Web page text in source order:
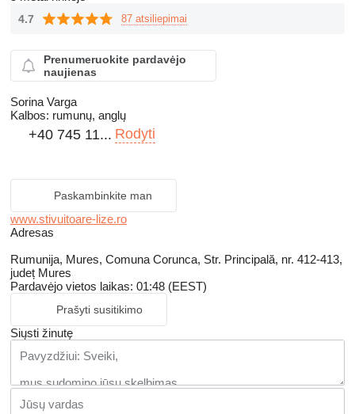
4.7 87 atsiliepimai
Prenumeruokite pardavėjo
naujienas
Sorina Varga
Kalbos: rumunų, anglų
+40 745 11... Rodyti
Paskambinkite man
www.stivuitoare-lize.ro
Adresas
Rumunija, Mures, Comuna Corunca, Str. Principală, nr. 412-413,
județ Mures
Pardavėjo vietos laikas: 01:48 (EEST)
Prašyti susitikimo
Siųsti žinutę